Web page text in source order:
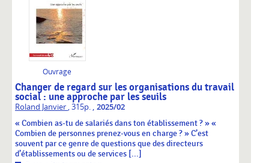
Ouvrage
Changer de regard sur les organisations du travail
social : une approche par les seuils
Roland Janvier , 315p. 2025/02
« Combien as-tu de salariés dans ton établissement ? » «
Combien de personnes prenez-vous en charge ? » C’est
souvent par ce genre de questions que des directeurs
d’établissements ou de services [...]